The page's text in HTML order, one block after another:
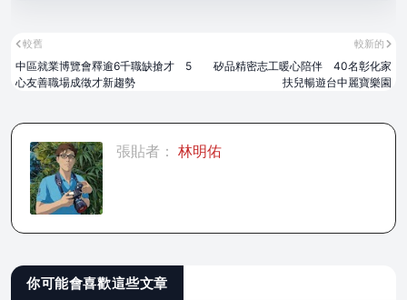
較新的
矽品精密志工暖心陪伴 40名彰化家
扶兒暢遊台中麗寶樂園
較舊
中區就業博覽會釋逾6千職缺搶才 5
心友善職場成徵才新趨勢
張貼者： 林明佑
你可能會喜歡這些文章